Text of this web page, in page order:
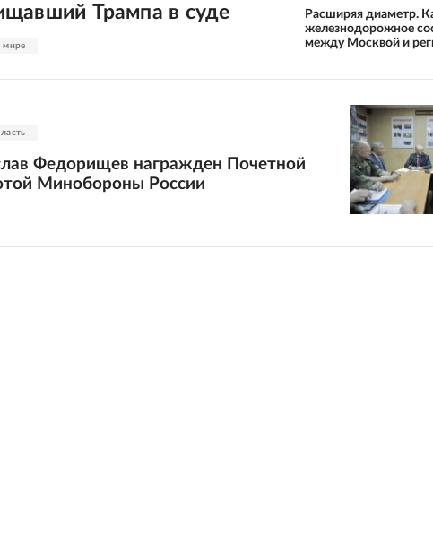
мире
Трампа в суде
Расширяя диаметр.
железнодорожное
между Москвой и
Федорищев награжден Почетной
Минобороны России